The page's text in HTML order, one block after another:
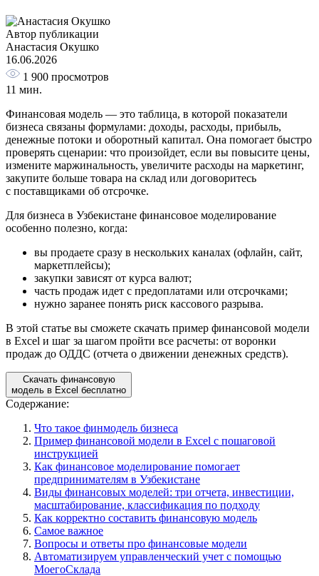
Автор публикации
Анастасия Окушко
16.06.2026
1 900 просмотров
11 мин.
Финансовая модель — это таблица, в которой показатели
бизнеса связаны формулами: доходы, расходы, прибыль,
денежные потоки и оборотный капитал. Она помогает быстро
проверять сценарии: что произойдет, если вы повысите цены,
измените маржинальность, увеличите расходы на маркетинг,
закупите больше товара на склад или договоритесь
с поставщиками об отсрочке.
Для бизнеса в Узбекистане финансовое моделирование
особенно полезно, когда:
вы продаете сразу в нескольких каналах (офлайн, сайт,
маркетплейсы);
закупки зависят от курса валют;
часть продаж идет с предоплатами или отсрочками;
нужно заранее понять риск кассового разрыва.
В этой статье вы сможете скачать пример финансовой модели
в Excel и шаг за шагом пройти все расчеты: от воронки
продаж до ОДДС (отчета о движении денежных средств).
Скачать финансовую
модель в Excel бесплатно
Содержание:
Что такое финмодель бизнеса
Пример финансовой модели в Excel с пошаговой
инструкцией
Как финансовое моделирование помогает
предпринимателям в Узбекистане
Виды финансовых моделей: три отчета, инвестиции,
масштабирование, классификация по подходу
Как корректно составить финансовую модель
Самое важное
Вопросы и ответы про финансовые модели
Автоматизируем управленческий учет с помощью
МоегоСклада